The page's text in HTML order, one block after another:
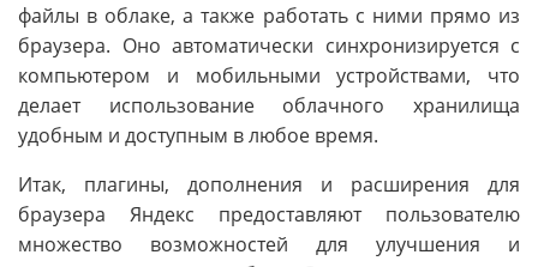
файлы в облаке, а также работать с ними прямо из
браузера. Оно автоматически синхронизируется с
компьютером и мобильными устройствами, что
делает использование облачного хранилища
удобным и доступным в любое время.
Итак, плагины, дополнения и расширения для
браузера Яндекс предоставляют пользователю
множество возможностей для улучшения и